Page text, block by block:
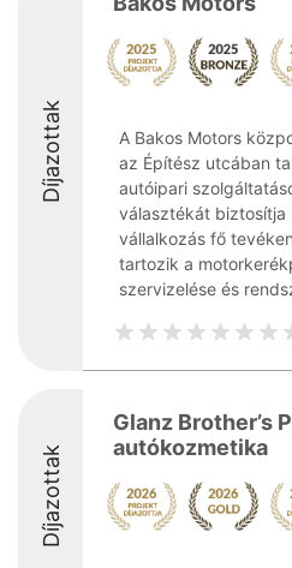
Díjazottak
A Bakos Motors
az Építész utcában
autóipari
választékát biztosítja
vállalkozás fő
tartozik a
szervizelése és
Díjazottak
Glanz Brother’s
autókozmetika